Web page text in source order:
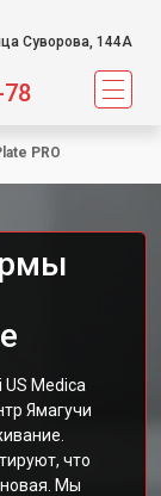
Суворова, 144А
PRO
Medica
Ямагучи
что
Мы